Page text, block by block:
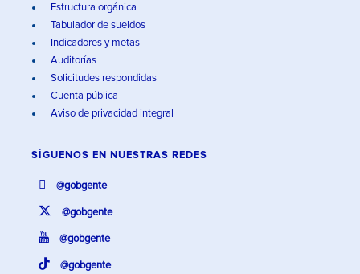
Estructura orgánica
Tabulador de sueldos
Indicadores y metas
Auditorías
Solicitudes respondidas
Cuenta pública
Aviso de privacidad integral
SÍGUENOS EN NUESTRAS REDES
@gobgente
@gobgente
@gobgente
@gobgente